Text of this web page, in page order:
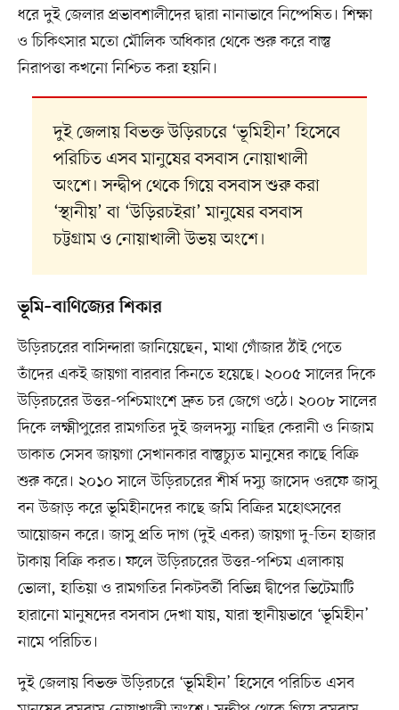
ধরে দুই জেলার প্রভাবশালীদের দ্বারা নানাভাবে নিষ্পেষিত। শিক্ষা
ও চিকিৎসার মতো মৌলিক অধিকার থেকে শুরু করে বাস্তু
নিরাপত্তা কখনো নিশ্চিত করা হয়নি।
দুই জেলায় বিভক্ত উড়িরচরে ‘ভূমিহীন’ হিসেবে
পরিচিত এসব মানুষের বসবাস নোয়াখালী
অংশে। সন্দ্বীপ থেকে গিয়ে বসবাস শুরু করা
‘স্থানীয়’ বা ‘উড়িরচইরা’ মানুষের বসবাস
চট্টগ্রাম ও নোয়াখালী উভয় অংশে।
ভূমি–বাণিজ্যের শিকার
উড়িরচরের বাসিন্দারা জানিয়েছেন, মাথা গোঁজার ঠাঁই পেতে
তাঁদের একই জায়গা বারবার কিনতে হয়েছে। ২০০৫ সালের দিকে
উড়িরচরের উত্তর-পশ্চিমাংশে দ্রুত চর জেগে ওঠে। ২০০৮ সালের
দিকে লক্ষ্মীপুরের রামগতির দুই জলদস্যু নাছির কেরানী ও নিজাম
ডাকাত সেসব জায়গা সেখানকার বাস্তুচ্যুত মানুষের কাছে বিক্রি
শুরু করে। ২০১০ সালে উড়িরচরের শীর্ষ দস্যু জাসেদ ওরফে জাসু
বন উজাড় করে ভূমিহীনদের কাছে জমি বিক্রির মহোৎসবের
আয়োজন করে। জাসু প্রতি দাগ (দুই একর) জায়গা দু-তিন হাজার
টাকায় বিক্রি করত। ফলে উড়িরচরের উত্তর-পশ্চিম এলাকায়
ভোলা, হাতিয়া ও রামগতির নিকটবর্তী বিভিন্ন দ্বীপের ভিটেমাটি
হারানো মানুষদের বসবাস দেখা যায়, যারা স্থানীয়ভাবে ‘ভূমিহীন’
নামে পরিচিত।
দুই জেলায় বিভক্ত উড়িরচরে ‘ভূমিহীন’ হিসেবে পরিচিত এসব